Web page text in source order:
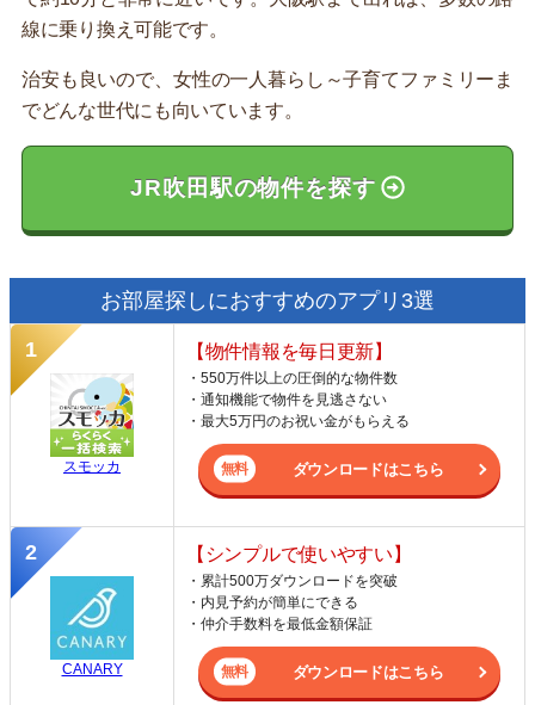
線に乗り換え可能です。
治安も良いので、女性の一人暮らし～子育てファミリーま
でどんな世代にも向いています。
JR吹田駅の物件を探す
お部屋探しにおすすめのアプリ3選
スモッカ
【物件情報を毎日更新】
・550万件以上の圧倒的な物件数
・通知機能で物件を見逃さない
・最大5万円のお祝い金がもらえる
ダウンロードはこちら
CANARY
【シンプルで使いやすい】
・累計500万ダウンロードを突破
・内見予約が簡単にできる
・仲介手数料を最低金額保証
ダウンロードはこちら